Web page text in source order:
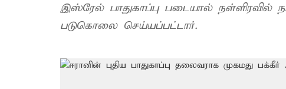
இஸ்ரேல் பாதுகாப்பு படையால் நள்ளிரவில்
படுகொலை செய்யப்பட்டார்.